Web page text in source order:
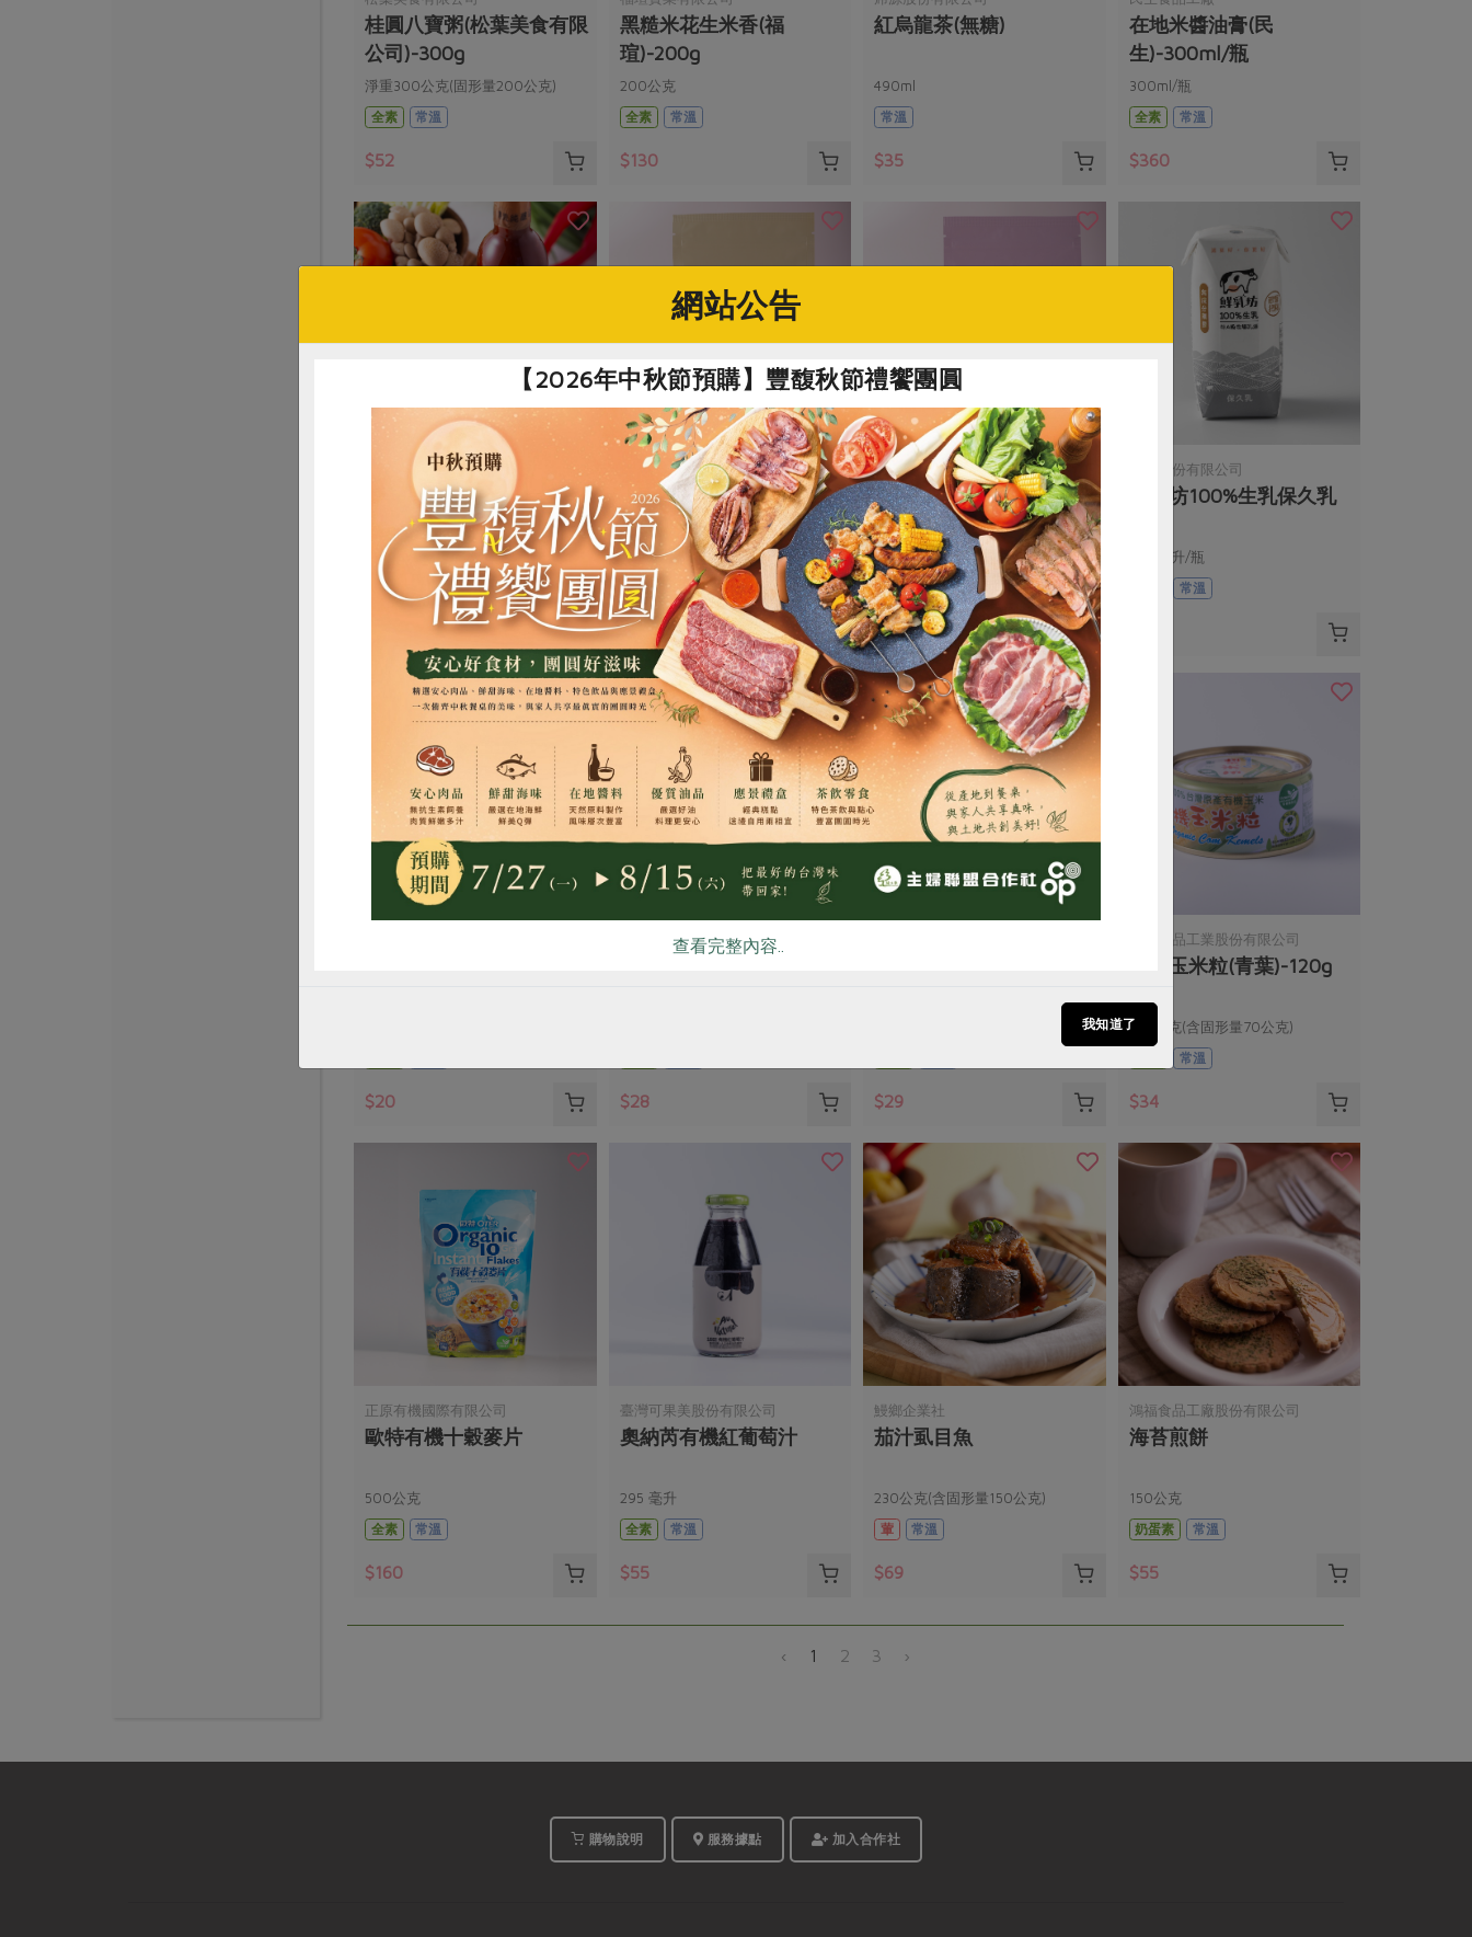
桂圓八寶粥(松葉美食有限
公司)-300g
淨重300公克(固形量200公克)
全素
常溫
$52
黑糙米花生米香(福
瑄)-200g
200公克
全素
常溫
$130
紅烏龍茶(無糖)
490ml
常溫
$35
在地米醬油膏(民
生)-300ml/瓶
300ml/瓶
全素
常溫
$360
民生食品工廠
在地米辣椒醬(民
生)-300ml/瓶
300ml/瓶
全素
常溫
集品生物科技有限公司
養聲茶【響亮】-10入/包
5公克/顆x10顆，50公克/包
全素
常溫
$400
集品生物科技有限公司
元氣茶【精神】-10入/包
5公克/顆x10顆，50公克/包
全素
常溫
$480
慕渴股份有限公司
鮮乳坊100%生乳保久乳
200毫升/瓶
常溫
$20
青葉食品工業股份有限公司
$28 $29
青葉食品工業股份有限公司
有機玉米粒(青葉)-120g
120公克(含固形量70公克)
常溫
$34
正原有機國際有限公司
歐特有機十穀麥片
500公克
全素
常溫
$160
臺灣可果美股份有限公司
奧納芮有機紅葡萄汁
295 毫升
全素
常溫
$55
鰻鄉企業社
茄汁虱目魚
230公克(含固形量150公克)
葷
常溫
$69
鴻福食品工廠股份有限公司
海苔煎餅
150公克
奶蛋素
常溫
$55
‹ 1 2 3 ›
購物說明 服務據點 加入合作社
惜食 RPET 食譜 減硝酸鹽 雞蛋 食安 共同購買
網站公告
【2026年中秋節預購】豐馥秋節禮饗團圓
查看完整內容..
我知道了